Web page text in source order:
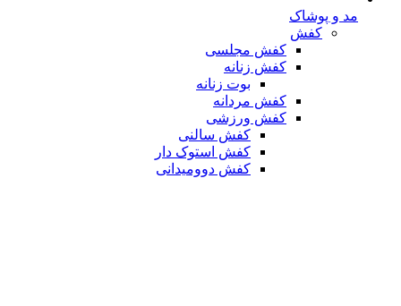
مد و پوشاک
کفش
کفش مجلسی
کفش زنانه
بوت زنانه
کفش مردانه
کفش ورزشی
کفش سالنی
کفش استوک دار
کفش دوومیدانی